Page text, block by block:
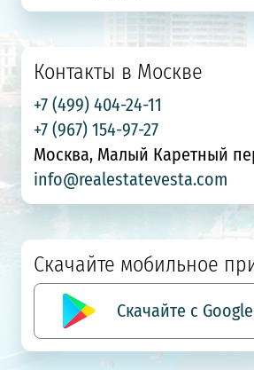
Контакты в Москве
+7 (499) 404-24-11
+7 (967) 154-97-27
Москва, Малый Каретный
info@realestatevesta.com
Скачайте мобильное
Скачайте с